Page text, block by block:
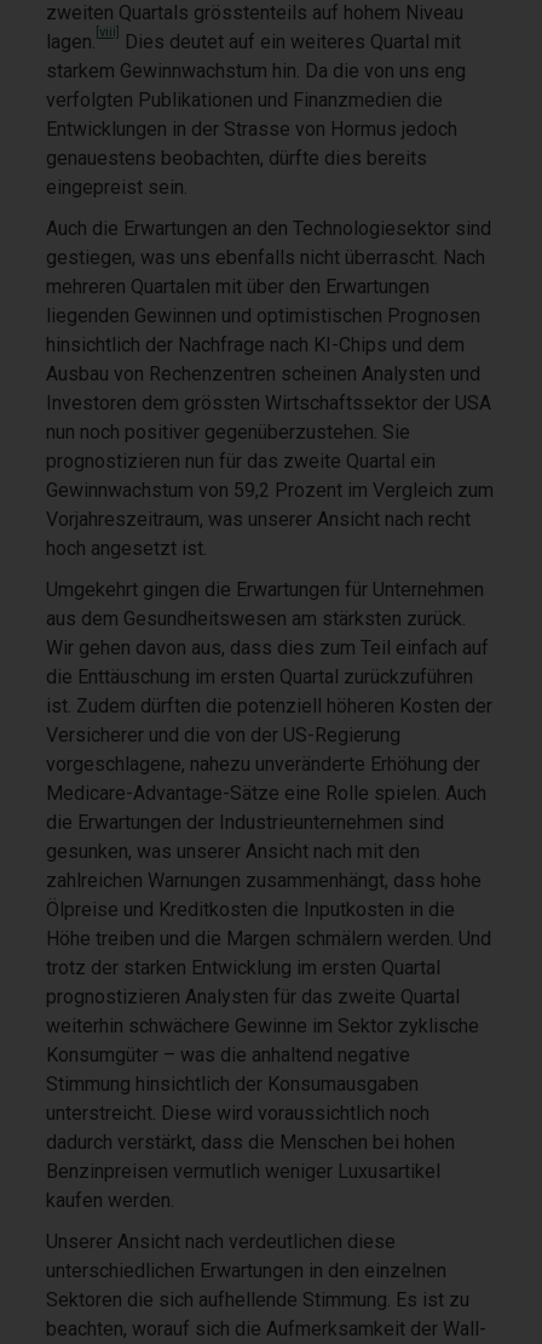
zweiten Quartals grösstenteils auf hohem Niveau
lagen. [viii]
Dies deutet auf ein weiteres Quartal mit
starkem Gewinnwachstum hin. Da die von uns eng
verfolgten Publikationen und Finanzmedien die
Entwicklungen in der Strasse von Hormus jedoch
genauestens beobachten, dürfte dies bereits
eingepreist sein.
Auch die Erwartungen an den Technologiesektor sind
gestiegen, was uns ebenfalls nicht überrascht. Nach
mehreren Quartalen mit über den Erwartungen
liegenden Gewinnen und optimistischen Prognosen
hinsichtlich der Nachfrage nach KI-Chips und dem
Ausbau von Rechenzentren scheinen Analysten und
Investoren dem grössten Wirtschaftssektor der USA
nun noch positiver gegenüberzustehen. Sie
prognostizieren nun für das zweite Quartal ein
Gewinnwachstum von 59,2 Prozent im Vergleich zum
Vorjahreszeitraum, was unserer Ansicht nach recht
hoch angesetzt ist.
Umgekehrt gingen die Erwartungen für Unternehmen
aus dem Gesundheitswesen am stärksten zurück.
Wir gehen davon aus, dass dies zum Teil einfach auf
die Enttäuschung im ersten Quartal zurückzuführen
ist. Zudem dürften die potenziell höheren Kosten der
Versicherer und die von der US-Regierung
vorgeschlagene, nahezu unveränderte Erhöhung der
Medicare-Advantage-Sätze eine Rolle spielen. Auch
die Erwartungen der Industrieunternehmen sind
gesunken, was unserer Ansicht nach mit den
zahlreichen Warnungen zusammenhängt, dass hohe
Ölpreise und Kreditkosten die Inputkosten in die
Höhe treiben und die Margen schmälern werden. Und
trotz der starken Entwicklung im ersten Quartal
prognostizieren Analysten für das zweite Quartal
weiterhin schwächere Gewinne im Sektor zyklische
Konsumgüter – was die anhaltend negative
Stimmung hinsichtlich der Konsumausgaben
unterstreicht. Diese wird voraussichtlich noch
dadurch verstärkt, dass die Menschen bei hohen
Benzinpreisen vermutlich weniger Luxusartikel
kaufen werden.
Unserer Ansicht nach verdeutlichen diese
unterschiedlichen Erwartungen in den einzelnen
Sektoren die sich aufhellende Stimmung. Es ist zu
beachten, worauf sich die Aufmerksamkeit der Wall-